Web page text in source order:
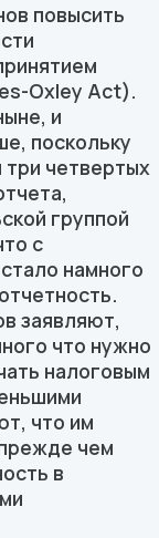
повысить
Oxley Act).
и
поскольку
четвертых
группой
с
намного
заявляют,
что нужно
налоговым
что им
чем
в